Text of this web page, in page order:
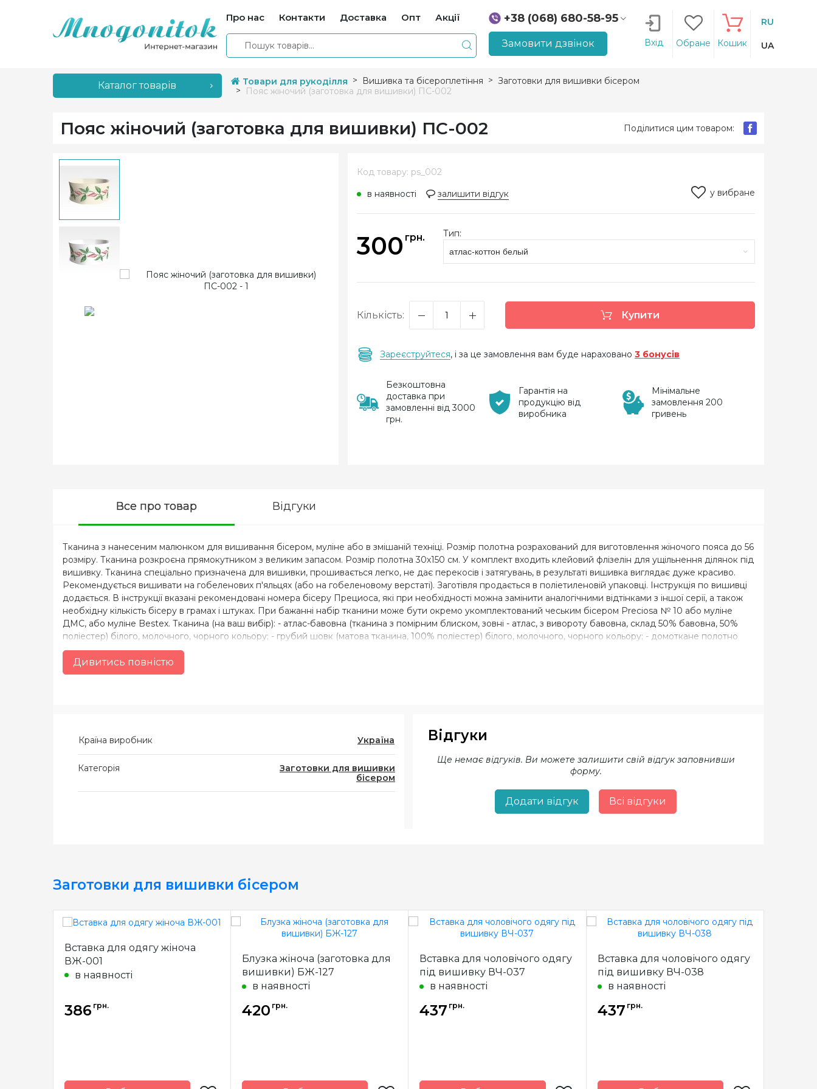
Про нас Контакти Доставка Опт Акції
+38 (068) 680-58-95
+38 (066) 207-14-90
Замовити дзвінок Вхід Обране Кошик
RU
UA
Каталог товарів Товари для рукоділля Вишивка та бісероплетіння
Заготовки для вишивки бісером
Пояс жіночий (заготовка для вишивки) ПС-002
Пояс жіночий (заготовка для вишивки) ПС-002 Поділитися цим товаром:
Код товару: ps_002
в наявності
залишити відгук у вибране
300 грн. Тип:
атлас-коттон белый
Кількість: Купити
Зареєструйтеся, і за це замовлення вам буде нараховано 3 бонусів
Безкоштовна
доставка при
замовленні від 3000
грн.
Гарантія на
продукцію від
виробника
Мінімальне
замовлення 200
гривень
Все про товар Відгуки
Тканина з нанесеним малюнком для вишивання бісером, муліне або в змішаній техніці. Розмір полотна розрахований для виготовлення жіночого пояса до 56
розміру. Тканина розкроєна прямокутником з великим запасом. Розмір полотна 30х150 см. У комплект входить клейовий флізелін для ущільнення ділянок під
вишивку. Тканина спеціально призначена для вишивки, прошивається легко, не дає перекосів і затягувань, в результаті вишивка виглядає дуже красиво.
Рекомендується вишивати на гобеленових п'яльцях (або на гобеленовому верстаті). Заготівля продається в поліетиленовій упаковці. Інструкція по вишивці
додається. В інструкції вказані рекомендовані номера бісеру Прециоса, які при необхідності можна замінити аналогічними відтінками з іншої серії, а також
необхідну кількість бісеру в грамах і штуках. При бажанні набір тканини може бути окремо укомплектований чеським бісером Preciosa № 10 або муліне
ДМС, або муліне Bestex. Тканина (на ваш вибір): - атлас-бавовна (тканина з помірним блиском, зовні - атлас, з вивороту бавовна, склад 50% бавовна, 50%
поліестер) білого, молочного, чорного кольору; - грубий шовк (матова тканина, 100% поліестер) білого, молочного, чорного кольору; - домоткане полотно
(склад 50% бавовна, 50% поліестер) білого, молочного, чорного кольору; - льон 100% білого, молочного, чорного кольору.
Дивитись повністю
Країна виробник Україна
Категорія
Заготовки для вишивки
бісером
Відгуки
Ще немає відгуків. Ви можете залишити свій відгук заповнивши
форму.
Додати відгук Всі відгуки
Заготовки для вишивки бісером
Вставка для одягу жіноча
ВЖ-001
в наявності
386 грн.
Блузка жіноча (заготовка для
вишивки) БЖ-127
в наявності
420 грн.
Вставка для чоловічого одягу
під вишивку ВЧ-037
в наявності
437 грн.
Вставка для чоловічого одягу
під вишивку ВЧ-038
в наявності
437 грн.